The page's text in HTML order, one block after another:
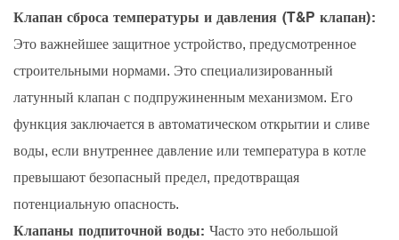
Клапан сброса температуры и давления (T&P клапан):
Это важнейшее защитное устройство, предусмотренное
строительными нормами. Это специализированный
латунный клапан с подпружиненным механизмом. Его
функция заключается в автоматическом открытии и сливе
воды, если внутреннее давление или температура в котле
превышают безопасный предел, предотвращая
потенциальную опасность.
Клапаны подпиточной воды: Часто это небольшой